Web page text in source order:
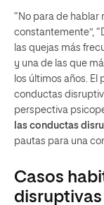
“No para de hablar
constantemente”,
las quejas más
y una de las que
los últimos años. El
conductas
perspectiva
las conductas
pautas para una
Casos
disruptivas